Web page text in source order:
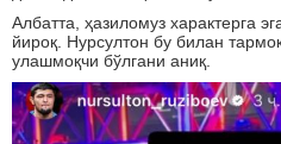
Албатта, ҳазиломуз характерга
йироқ. Нурсултон бу билан
улашмоқчи бўлгани аниқ.